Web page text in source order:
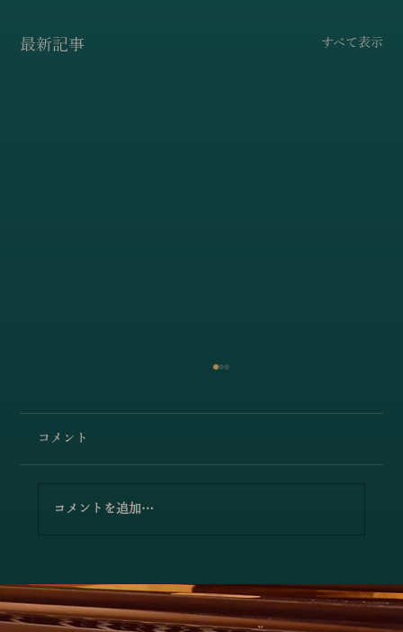
最新記事 すべて表示
2026年6月6日、当ホールで開催された「ピア
チェーレ室内楽団演奏会」より、素晴らしい演
れた演奏者、関係者の皆さまには、この場をお
ス河野大志、以上6氏の演奏で、ブラームス
「弦楽六重奏曲第1番変ロ長調」をお聴きいた
コメント
コメントを追加…